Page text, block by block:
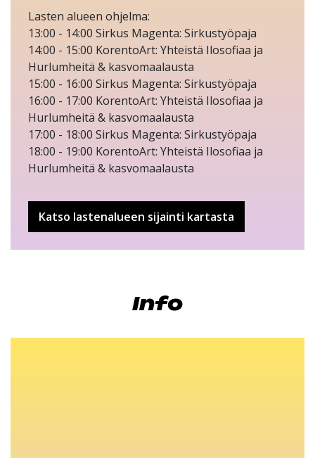
Lasten alueen ohjelma:
13:00 - 14:00 Sirkus Magenta: Sirkustyöpaja
14:00 - 15:00 KorentoArt: Yhteistä Ilosofiaa ja
Hurlumheitä & kasvomaalausta
15:00 - 16:00 Sirkus Magenta: Sirkustyöpaja
16:00 - 17:00 KorentoArt: Yhteistä Ilosofiaa ja
Hurlumheitä & kasvomaalausta
17:00 - 18:00 Sirkus Magenta: Sirkustyöpaja
18:00 - 19:00 KorentoArt: Yhteistä Ilosofiaa ja
Hurlumheitä & kasvomaalausta
Katso lastenalueen sijainti kartasta
Info